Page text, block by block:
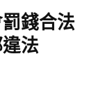
錢合法
法